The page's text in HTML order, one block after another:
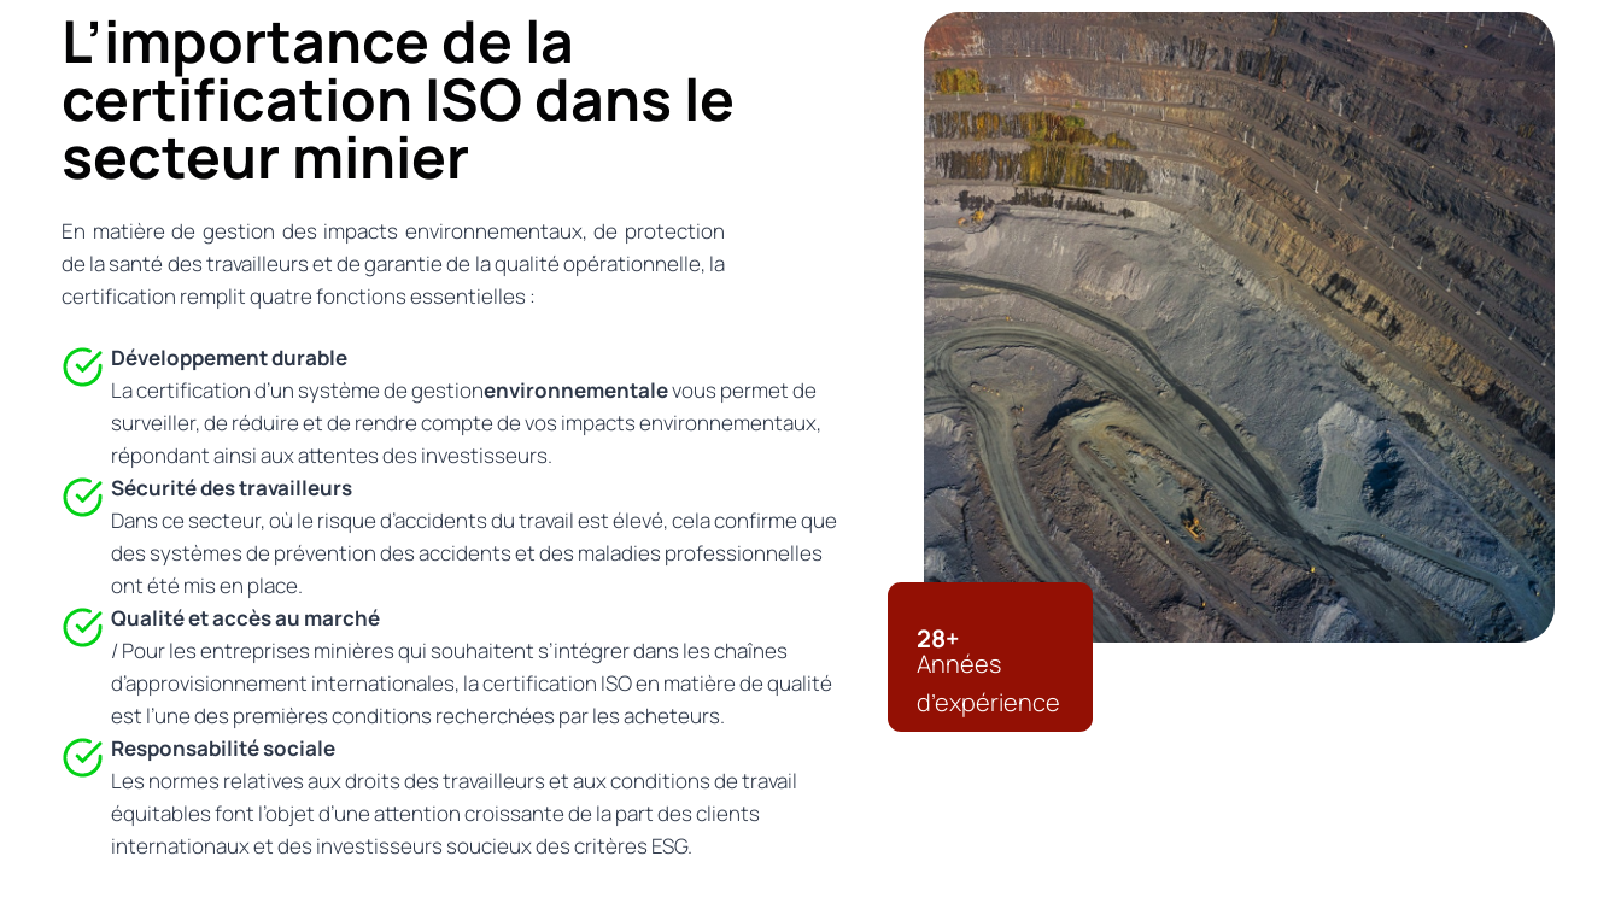
L’importance de la
certification ISO dans le
secteur minier
En matière de gestion des impacts environnementaux, de protection
de la santé des travailleurs et de garantie de la qualité opérationnelle, la
certification remplit quatre fonctions essentielles :
Développement durable
La certification d’un système de gestionenvironnementalevous permet de
surveiller, de réduire et de rendre compte de vos impacts environnementaux,
répondant ainsi aux attentes des investisseurs.
Sécurité des travailleurs
Dans ce secteur, où le risque d’accidents du travail est élevé, cela confirme que
des systèmes de prévention des accidents et des maladies professionnelles
ont été mis en place.
Qualité et accès au marché
/ Pour les entreprises minières qui souhaitent s’intégrer dans les chaînes
d’approvisionnement internationales, la certification ISO en matière de qualité
est l’une des premières conditions recherchées par les acheteurs.
Responsabilité sociale
Les normes relatives aux droits des travailleurs et aux conditions de travail
équitables font l’objet d’une attention croissante de la part des clients
internationaux et des investisseurs soucieux des critères ESG.
28+
Années
d’expérience